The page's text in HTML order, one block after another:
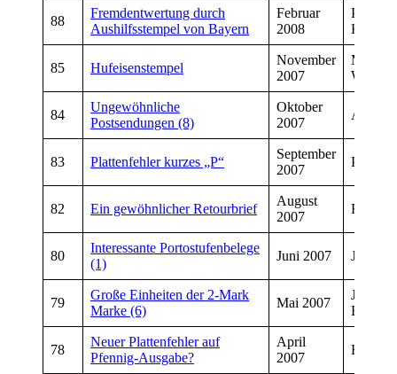
88
Fremdentwertung durch
Aushilfsstempel von Bayern
Februar
2008
Peter
85 Hufeisenstempel
November
2007
Markus
84
Ungewöhnliche
Postsendungen (8)
Oktober
2007
Axel
83 Plattenfehler kurzes „P“
September
2007
Peter
82 Ein gewöhnlicher Retourbrief
August
2007
Ralf
80
Interessante Portostufenbelege
(1)
Juni 2007 Jorgen
79
Große Einheiten der 2-Mark
Marke (6)
Mai 2007
Josef
78
Neuer Plattenfehler auf
Pfennig-Ausgabe?
April
2007
Herbert